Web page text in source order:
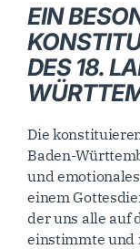
EIN
DES 18.
Die
Baden-
und
einem
der uns alle auf
einstimmte und